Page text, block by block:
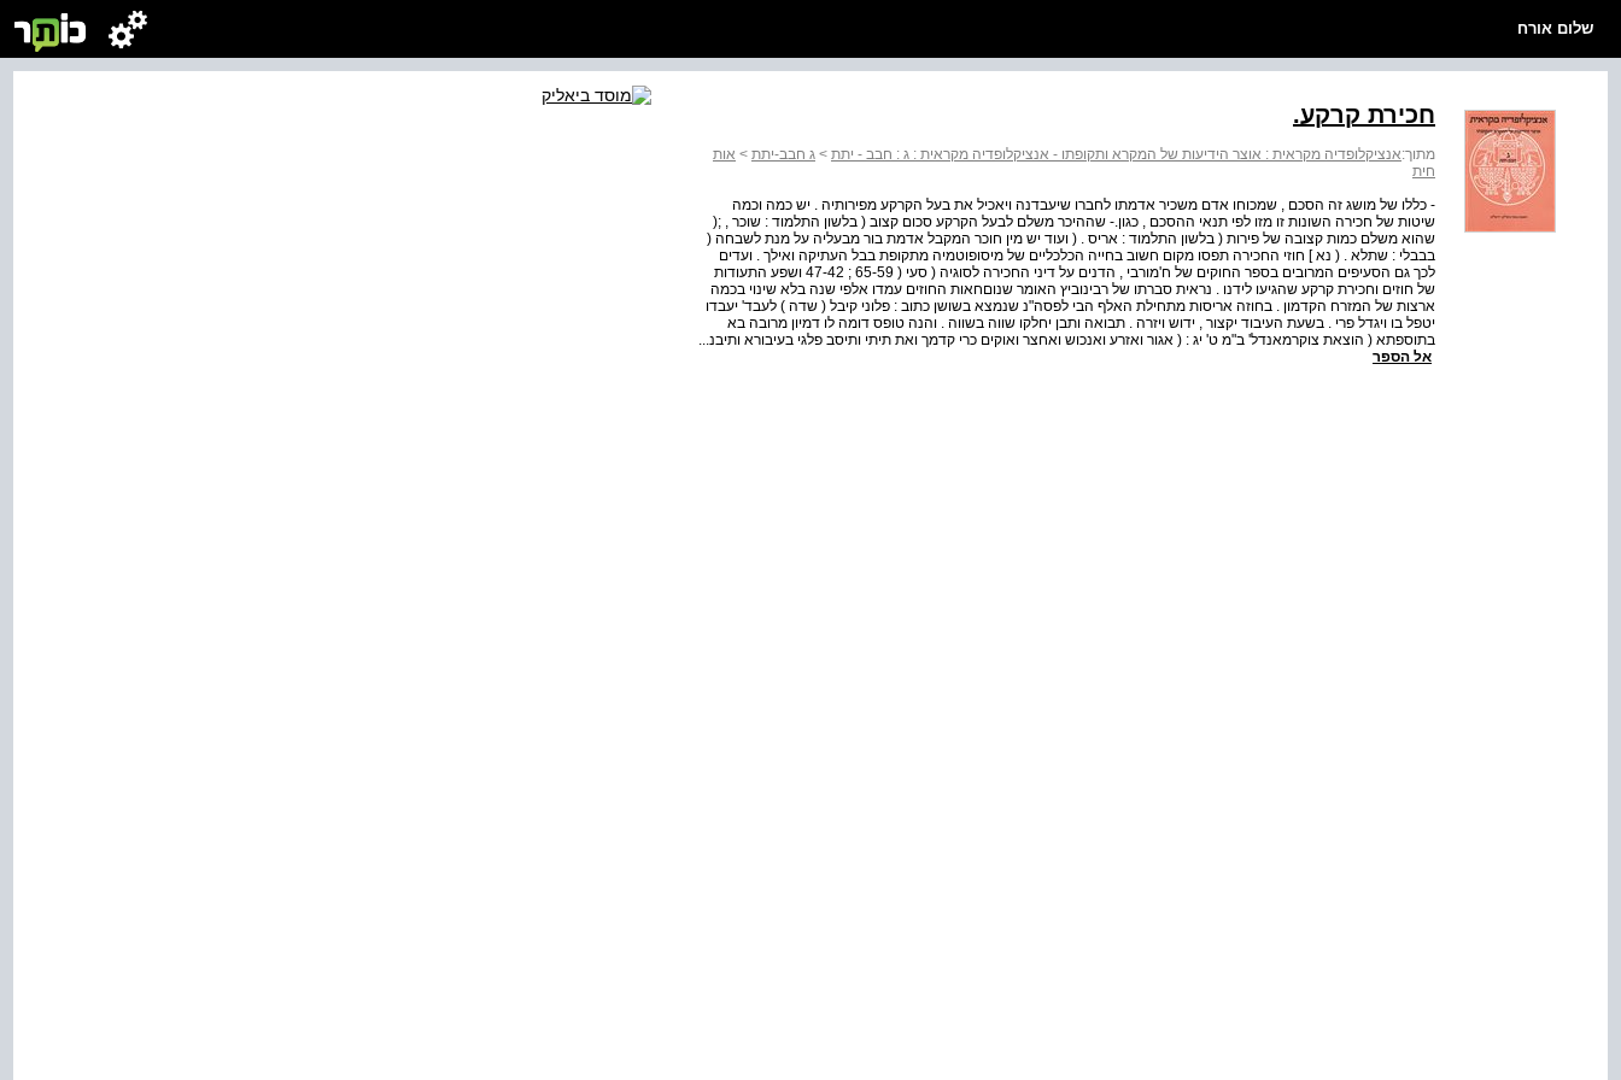
שלום אורח
חכירת קרקע.
מתוך:אנציקלופדיה מקראית : אוצר הידיעות של המקרא ותקופתו - אנציקלופדיה מקראית : ג : חבב - יתת > ג חבב-יתת > אות
חית
- כללו של מושג זה הסכם , שמכוחו אדם משכיר אדמתו לחברו שיעבדנה ויאכיל את בעל הקרקע מפירותיה . יש כמה וכמה
שיטות של חכירה השונות זו מזו לפי תנאי ההסכם , כגון.- שההיכר משלם לבעל הקרקע סכום קצוב ( בלשון התלמוד : שוכר , ;(
שהוא משלם כמות קצובה של פירות ( בלשון התלמוד : אריס . ( ועוד יש מין חוכר המקבל אדמת בור מבעליה על מנת לשבחה (
בבבלי : שתלא . ( נא ] חוזי החכירה תפסו מקום חשוב בחייה הכלכליים של מיסופוטמיה מתקופת בבל העתיקה ואילך . ועדים
לכך גם הסעיפים המרובים בספר החוקים של ח'מורבי , הדנים על דיני החכירה לסוגיה ( סעי ( 65-59 ; 47-42 ושפע התעודות
של חוזים וחכירת קרקע שהגיעו לידנו . נראית סברתו של רבינוביץ האומר שנוםחאות החוזים עמדו אלפי שנה בלא שינוי בכמה
ארצות של המזרח הקדמון . בחוזה אריסות מתחילת האלף הבי לפסה"נ שנמצא בשושן כתוב : פלוני קיבל ( שדה ) לעבד' יעבדו
יטפל בו ויגדל פרי . בשעת העיבוד יקצור , ידוש ויזרה . תבואה ותבן יחלקו שווה בשווה . והנה טופס דומה לו דמיון מרובה בא
בתוספתא ( הוצאת צוקרמאנדל' ב"מ ט' יג : ( אגור ואזרע ואנכוש ואחצר ואוקים כרי קדמך ואת תיתי ותיסב פלגי בעיבורא ותיבנ...
אל הספר